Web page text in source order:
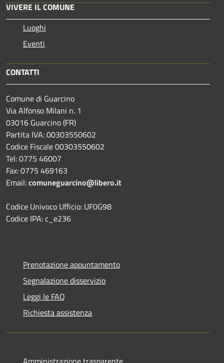
VIVERE IL COMUNE
Luoghi
Eventi
CONTATTI
Comune di Guarcino
Via Alfonso Milani n. 1
03016 Guarcino (FR)
Partita IVA: 00303550602
Codice Fiscale 00303550602
Tel: 0775 46007
Fax: 0775 469163
Email:comuneguarcino@libero.it
Codice Univoco Ufficio: UF0G98
Codice IPA: c_e236
Prenotazione appuntamento
Segnalazione disservizio
Leggi le FAQ
Richiesta assistenza